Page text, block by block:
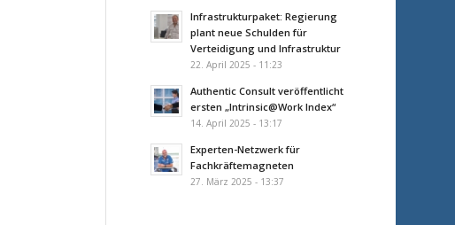
Infrastrukturpaket: Regierung
plant neue Schulden für
Verteidigung und Infrastruktur
22. April 2025 - 11:23
Authentic Consult veröffentlicht
ersten „Intrinsic@Work Index“
14. April 2025 - 13:17
Experten-Netzwerk für
Fachkräftemagneten
27. März 2025 - 13:37